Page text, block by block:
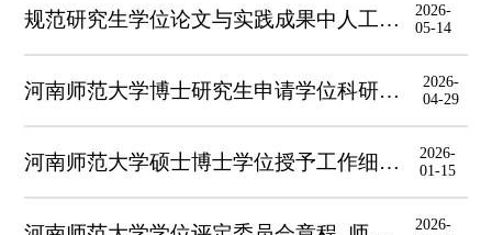
规范研究生学位论文与实践成果中人工智能工具使用指南
2026-
05-14
河南师范大学博士研究生申请学位科研成果要求（各学院补充规定）
2026-
04-29
河南师范大学硕士博士学位授予工作细则_师大学位〔2025〕2号
2026-
01-15
2026-